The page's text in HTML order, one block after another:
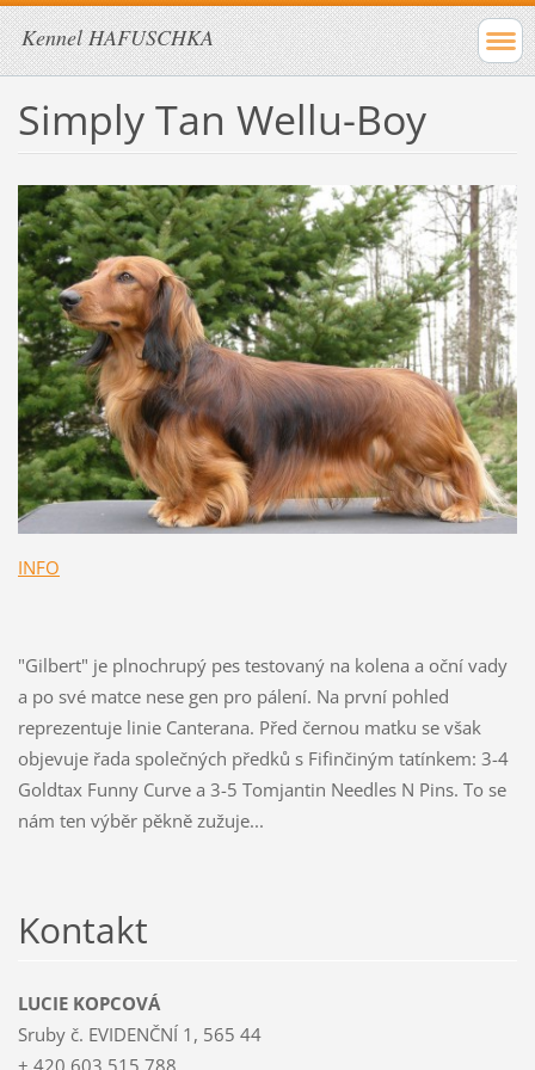
Kennel HAFUSCHKA
Simply Tan Wellu-Boy
INFO
"Gilbert" je plnochrupý pes testovaný na kolena a oční vady
a po své matce nese gen pro pálení. Na první pohled
reprezentuje linie Canterana. Před černou matku se však
objevuje řada společných předků s Fifinčiným tatínkem: 3-4
Goldtax Funny Curve a 3-5 Tomjantin Needles N Pins. To se
nám ten výběr pěkně zužuje...
Kontakt
LUCIE KOPCOVÁ
Sruby č. EVIDENČNÍ 1, 565 44